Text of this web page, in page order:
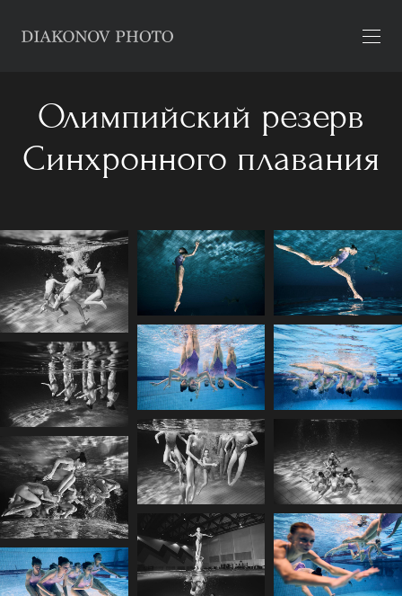
Олимпийский резерв
Синхронного плавания